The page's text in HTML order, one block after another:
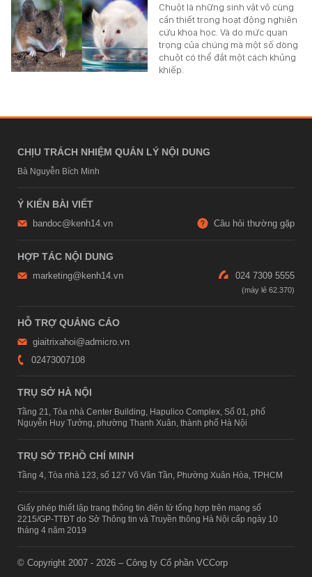
Chuột là những sinh vật vô cùng
cần thiết trong hoạt động nghiên
cứu khoa học. Và do mức quan
trọng của chúng mà một số dòng
chuột có thể đắt một cách khủng
khiếp.
CHỊU TRÁCH NHIỆM QUẢN LÝ NỘI DUNG
Bà Nguyễn Bích Minh
Ý KIẾN BÀI VIẾT
bandoc@kenh14.vn Câu hỏi thường gặp
HỢP TÁC NỘI DUNG
marketing@kenh14.vn 024 7309 5555
HỖ TRỢ QUẢNG CÁO
giaitrixahoi@admicro.vn
02473007108
TRỤ SỞ HÀ NỘI
Tầng 21, Tòa nhà Center Building, Hapulico Complex, Số 01, phố
Nguyễn Huy Tưởng, phường Thanh Xuân, thành phố Hà Nội
TRỤ SỞ TP.HỒ CHÍ MINH
Tầng 4, Tòa nhà 123, số 127 Võ Văn Tần, Phường Xuân Hòa, TPHCM
Giấy phép thiết lập trang thông tin điện tử tổng hợp trên mạng số
2215/GP-TTĐT do Sở Thông tin và Truyền thông Hà Nội cấp ngày 10
tháng 4 năm 2019
© Copyright 2007 - 2026 – Công ty Cổ phần VCCorp